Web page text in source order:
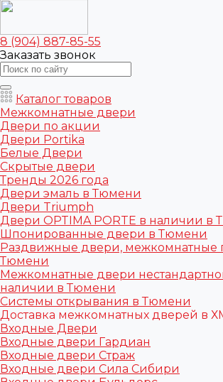
8 (904) 887-85-55
Заказать звонок
Каталог товаров
Межкомнатные двери
Двери по акции
Двери Portika
Белые Двери
Скрытые двери
Тренды 2026 года
Двери эмаль в Тюмени
Двери Triumph
Двери OPTIMA PORTE в наличии в
Шпонированные двери в Тюмени
Раздвижные двери, межкомнатные
Тюмени
Межкомнатные двери
наличии в Тюмени
Системы открывания в Тюмени
Доставка межкомнатных дверей в
Входные Двери
Входные двери Гардиан
Входные двери Страж
Входные двери Сила Сибири